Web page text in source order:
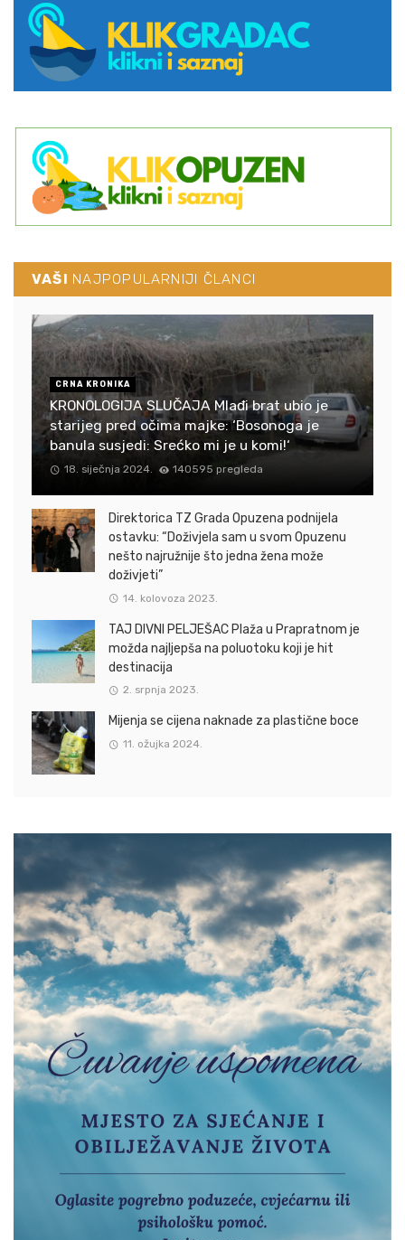
VAŠI NAJPOPULARNIJI ČLANCI
CRNA KRONIKA
KRONOLOGIJA SLUČAJA Mlađi brat ubio je
starijeg pred očima majke: ‘Bosonoga je
banula susjedi: Srećko mi je u komi!‘
18. siječnja 2024. 140595 pregleda
Direktorica TZ Grada Opuzena podnijela
ostavku: “Doživjela sam u svom Opuzenu
nešto najružnije što jedna žena može
doživjeti”
14. kolovoza 2023.
TAJ DIVNI PELJEŠAC Plaža u Prapratnom je
možda najljepša na poluotoku koji je hit
destinacija
2. srpnja 2023.
Mijenja se cijena naknade za plastične boce
11. ožujka 2024.